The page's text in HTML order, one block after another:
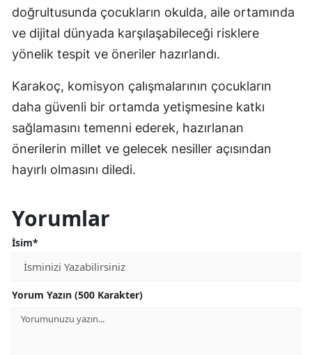
doğrultusunda çocukların okulda, aile ortamında
ve dijital dünyada karşılaşabileceği risklere
yönelik tespit ve öneriler hazırlandı.
Karakoç, komisyon çalışmalarının çocukların
daha güvenli bir ortamda yetişmesine katkı
sağlamasını temenni ederek, hazırlanan
önerilerin millet ve gelecek nesiller açısından
hayırlı olmasını diledi.
Yorumlar
İsim*
Yorum Yazın (500 Karakter)